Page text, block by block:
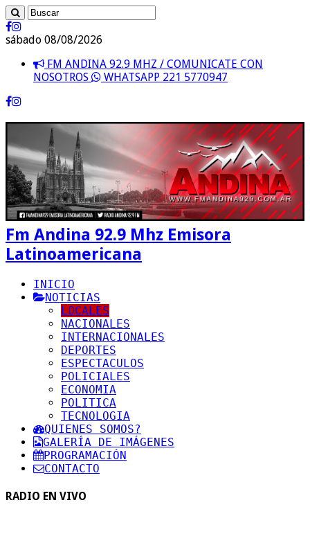
sábado 08/08/2026
FM ANDINA 92.9 MHZ / COMUNICATE CON
NOSOTROS
WHATSAPP 221 5770947
Fm Andina 92.9 Mhz Emisora
Latinoamericana
INICIO
NOTICIAS
LOCALES
NACIONALES
INTERNACIONALES
DEPORTES
ESPECTACULOS
POLICIALES
ECONOMIA
POLITICA
TECNOLOGIA
QUIENES SOMOS?
GALERÍA DE IMÁGENES
PROGRAMACIÓN
CONTACTO
RADIO EN VIVO